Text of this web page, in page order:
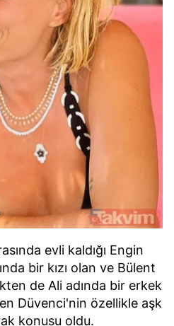
evli kaldığı Engin
bir kızı olan ve Bülent
de Ali adında bir erkek
Düvenci'nin özellikle aşk
konusu oldu.